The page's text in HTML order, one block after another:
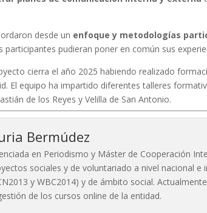
desde un enfoque y metodologías
participantes pudieran poner en común sus
cierra el año 2025 habiendo realizado
El equipo ha impartido diferentes talleres
de los Reyes y Velilla de San Antonio.
Bermúdez
en Periodismo y Máster de Cooperación
sociales y de voluntariado a nivel nacional
y WBC2014) y de ámbito social.
de los cursos online de la entidad.